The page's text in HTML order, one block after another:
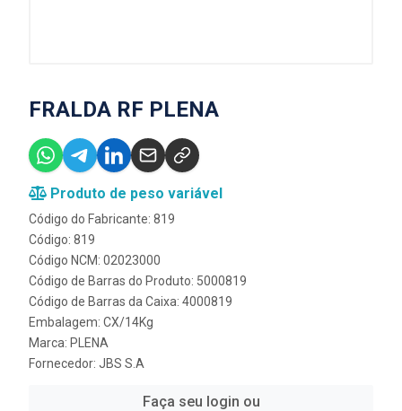
FRALDA RF PLENA
Produto de peso variável
Código do Fabricante: 819
Código: 819
Código NCM: 02023000
Código de Barras do Produto: 5000819
Código de Barras da Caixa: 4000819
Embalagem: CX/14Kg
Marca: PLENA
Fornecedor: JBS S.A
Faça seu login ou